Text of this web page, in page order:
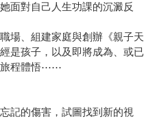
面對自己人生功課的沉澱反
場、組建家庭與創辦《親子天
是孩子，以及即將成為、或已
旅程體悟⋯⋯
記的傷害，試圖找到新的視